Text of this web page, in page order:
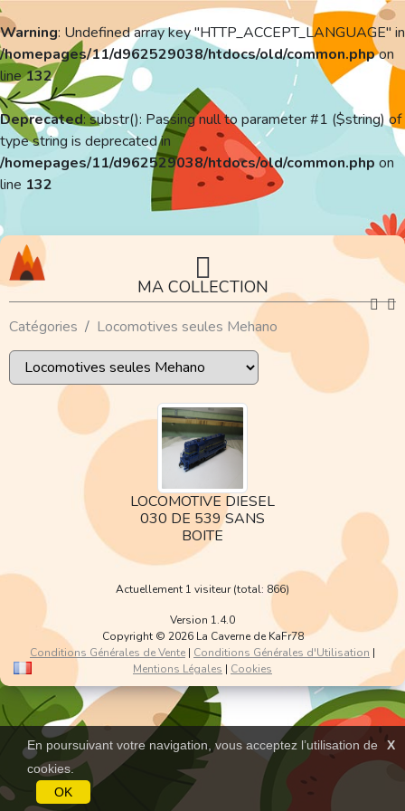
Warning: Undefined array key "HTTP_ACCEPT_LANGUAGE" in
/homepages/11/d962529038/htdocs/old/common.phpon
line132
Deprecated: substr(): Passing null to parameter #1 ($string) of
type string is deprecated in
/homepages/11/d962529038/htdocs/old/common.php on
line 132
MA COLLECTION
Catégories Locomotives seules Mehano
LOCOMOTIVE DIESEL
030 DE 539 SANS
BOITE
Actuellement 1 visiteur (total: 866)
Version 1.4.0
Copyright © 2026 La Caverne de KaFr78
Conditions Générales de Vente | Conditions Générales d'Utilisation |
Mentions Légales | Cookies
X
En poursuivant votre navigation, vous acceptez l’utilisation de
cookies.
OK